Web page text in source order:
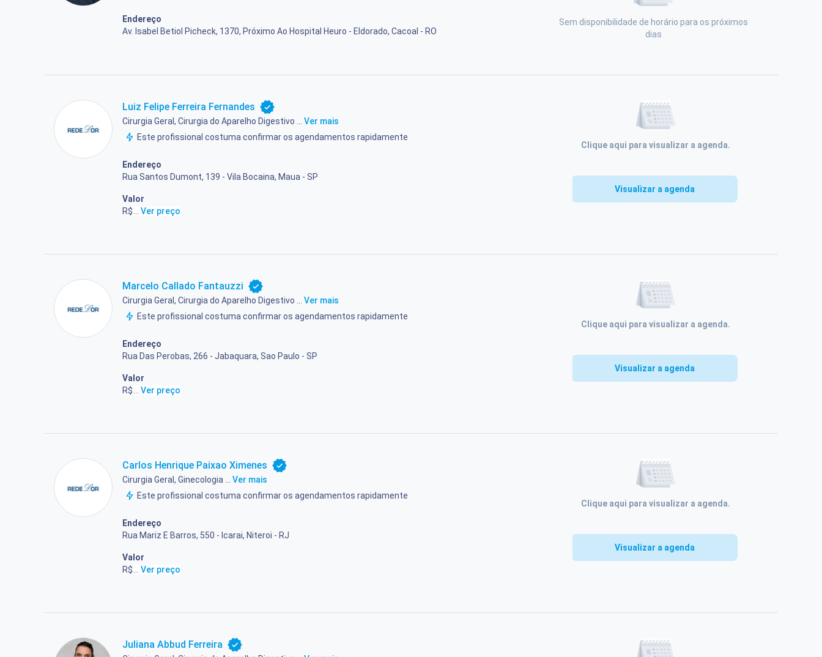
Endereço
Av. Isabel Betiol Picheck, 1370, Próximo Ao Hospital Heuro - Eldorado, Cacoal - RO
Sem disponibilidade de horário para os próximos
dias
Luiz Felipe Ferreira Fernandes
Cirurgia Geral, Cirurgia do Aparelho Digestivo ... Ver mais
Este profissional costuma confirmar os agendamentos rapidamente
Endereço
Rua Santos Dumont, 139 - Vila Bocaina, Maua - SP
Valor
R$ 240,00
Ver preço
Clique aqui para visualizar a agenda.
Visualizar a agenda
Marcelo Callado Fantauzzi
Cirurgia Geral, Cirurgia do Aparelho Digestivo ... Ver mais
Este profissional costuma confirmar os agendamentos rapidamente
Endereço
Rua Das Perobas, 266 - Jabaquara, Sao Paulo - SP
Valor
R$ 258,00
Ver preço
Clique aqui para visualizar a agenda.
Visualizar a agenda
Carlos Henrique Paixao Ximenes
Cirurgia Geral, Ginecologia ... Ver mais
Este profissional costuma confirmar os agendamentos rapidamente
Endereço
Rua Mariz E Barros, 550 - Icarai, Niteroi - RJ
Valor
R$ 240,00
Ver preço
Clique aqui para visualizar a agenda.
Visualizar a agenda
Juliana Abbud Ferreira